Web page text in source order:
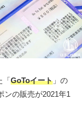
「GoToイート 」の
ンの販売が2021年1